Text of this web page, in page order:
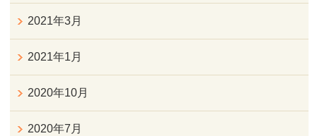
2021年3月
2021年1月
2020年10月
2020年7月